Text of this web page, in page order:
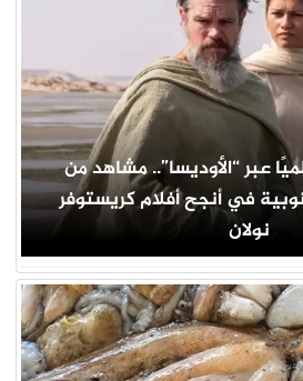
عبر “الأوديسا”.. مشاهد من
في أنجح أفلام كريستوفر
نولان